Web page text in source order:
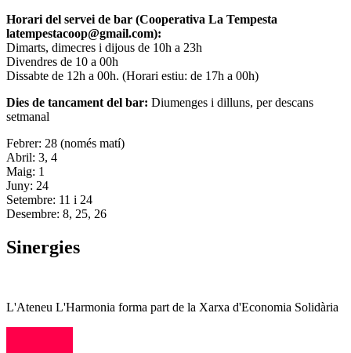
Horari del servei de bar (Cooperativa La Tempesta
latempestacoop@gmail.com):
Dimarts, dimecres i dijous de 10h a 23h
Divendres de 10 a 00h
Dissabte de 12h a 00h. (Horari estiu: de 17h a 00h)
Dies de tancament del bar: Diumenges i dilluns, per descans
setmanal
Febrer: 28 (només matí)
Abril: 3, 4
Maig: 1
Juny: 24
Setembre: 11 i 24
Desembre: 8, 25, 26
Sinergies
L'Ateneu L'Harmonia forma part de la Xarxa d'Economia Solidària